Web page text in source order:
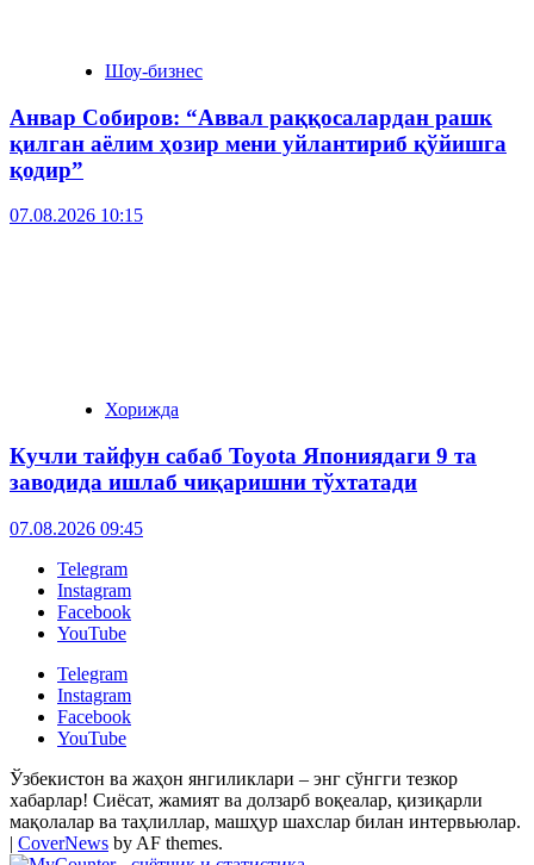
Шоу-бизнес
Анвар Собиров: “Аввал раққосалардан рашк
қилган аёлим ҳозир мени уйлантириб қўйишга
қодир”
07.08.2026 10:15
Хорижда
Кучли тайфун сабаб Toyota Япониядаги 9 та
заводида ишлаб чиқаришни тўхтатади
07.08.2026 09:45
Telegram
Instagram
Facebook
YouTube
Telegram
Instagram
Facebook
YouTube
Ўзбекистон ва жаҳон янгиликлари – энг сўнгги тезкор
хабарлар! Сиёсат, жамият ва долзарб воқеалар, қизиқарли
мақолалар ва таҳлиллар, машҳур шахслар билан интервьюлар.
| CoverNews by AF themes.